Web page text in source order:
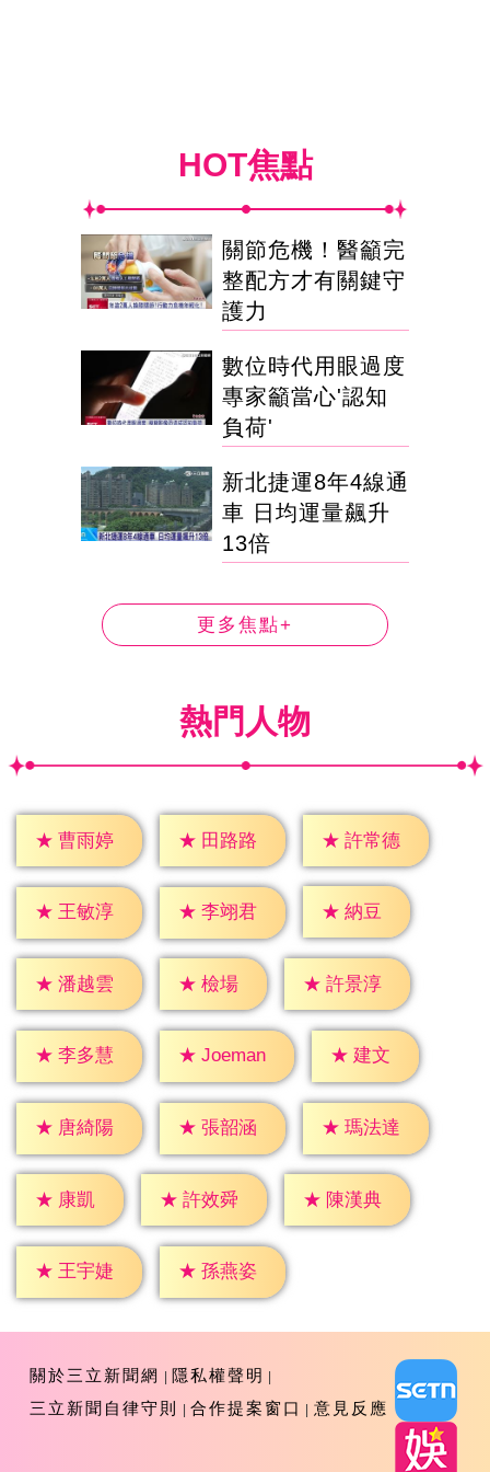
HOT焦點
關節危機！醫籲完
整配方才有關鍵守
護力
數位時代用眼過度
專家籲當心'認知
負荷'
新北捷運8年4線通
車 日均運量飆升
13倍
更多焦點+
熱門人物
★ 曹雨婷 ★ 田路路 ★ 許常德
★ 王敏淳 ★ 李翊君 ★ 納豆
★ 潘越雲 ★ 檢場 ★ 許景淳
★ 李多慧 ★ Joeman ★ 建文
★ 唐綺陽 ★ 張韶涵 ★ 瑪法達
★ 康凱 ★ 許效舜 ★ 陳漢典
★ 王宇婕 ★ 孫燕姿
關於三立新聞網
隱私權聲明
三立新聞自律守則
合作提案窗口 意見反應